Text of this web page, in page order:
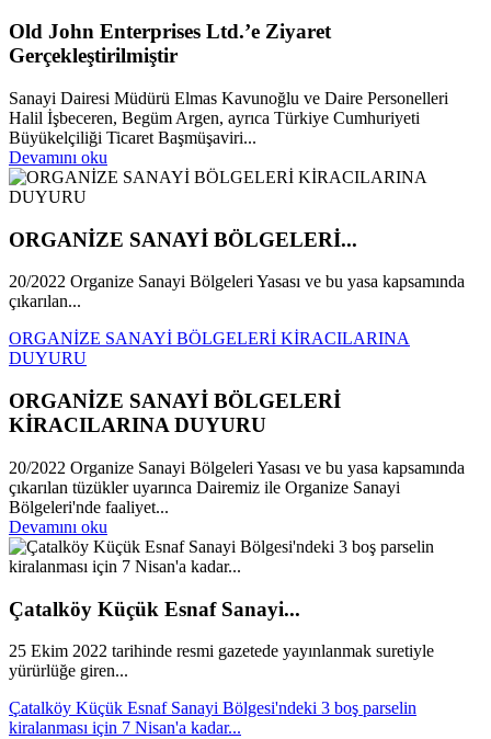
Old John Enterprises Ltd.’e Ziyaret
Gerçekleştirilmiştir
Sanayi Dairesi Müdürü Elmas Kavunoğlu ve Daire Personelleri
Halil İşbeceren, Begüm Argen, ayrıca Türkiye Cumhuriyeti
Büyükelçiliği Ticaret Başmüşaviri...
Devamını oku
ORGANİZE SANAYİ BÖLGELERİ...
20/2022 Organize Sanayi Bölgeleri Yasası ve bu yasa kapsamında
çıkarılan...
ORGANİZE SANAYİ BÖLGELERİ KİRACILARINA
DUYURU
ORGANİZE SANAYİ BÖLGELERİ
KİRACILARINA DUYURU
20/2022 Organize Sanayi Bölgeleri Yasası ve bu yasa kapsamında
çıkarılan tüzükler uyarınca Dairemiz ile Organize Sanayi
Bölgeleri'nde faaliyet...
Devamını oku
Çatalköy Küçük Esnaf Sanayi...
25 Ekim 2022 tarihinde resmi gazetede yayınlanmak suretiyle
yürürlüğe giren...
Çatalköy Küçük Esnaf Sanayi Bölgesi'ndeki 3 boş parselin
kiralanması için 7 Nisan'a kadar...